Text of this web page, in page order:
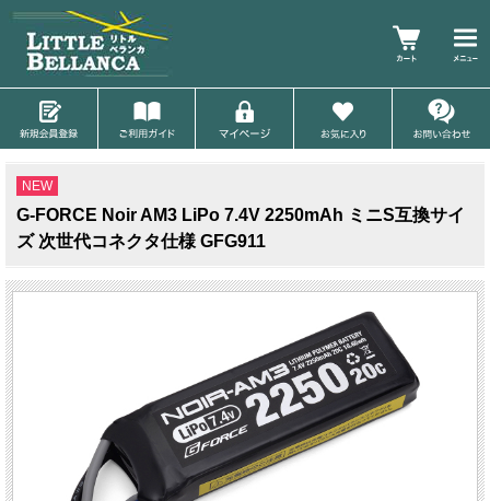
NEW
G-FORCE Noir AM3 LiPo 7.4V 2250mAh ミニS互換サイ
ズ 次世代コネクタ仕様 GFG911